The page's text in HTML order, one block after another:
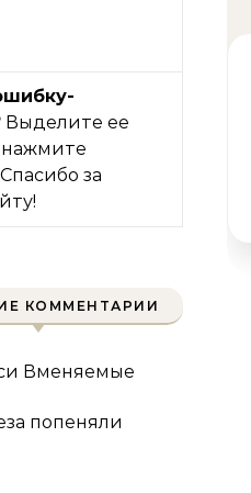
Выделите ее
за
КОММЕНТАРИИ
Вменяемые
попеняли